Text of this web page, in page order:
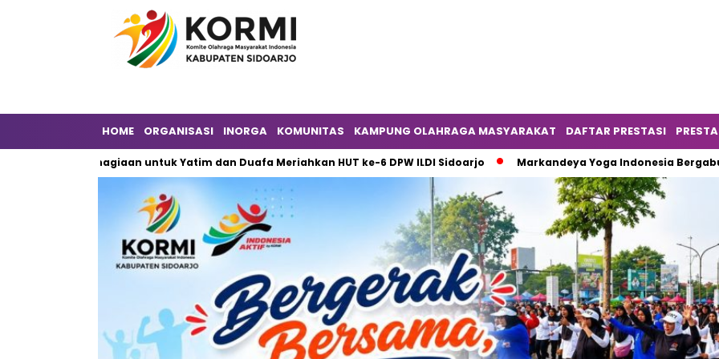
HOME ORGANISASI INORGA KOMUNITAS KAMPUNG OLAHRAGA MASYARAKAT DAFTAR PRESTASI
Kebahagiaan untuk Yatim dan Duafa Meriahkan HUT ke-6 DPW ILDI Sidoarjo Markandeya Yoga Indonesia Bergabung